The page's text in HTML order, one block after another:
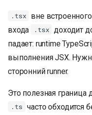
.tsx вне
входа
.tsx доходит
падает: runtime
выполнения JSX.
сторонний runner.
Это полезная граница
.ts часто обходится